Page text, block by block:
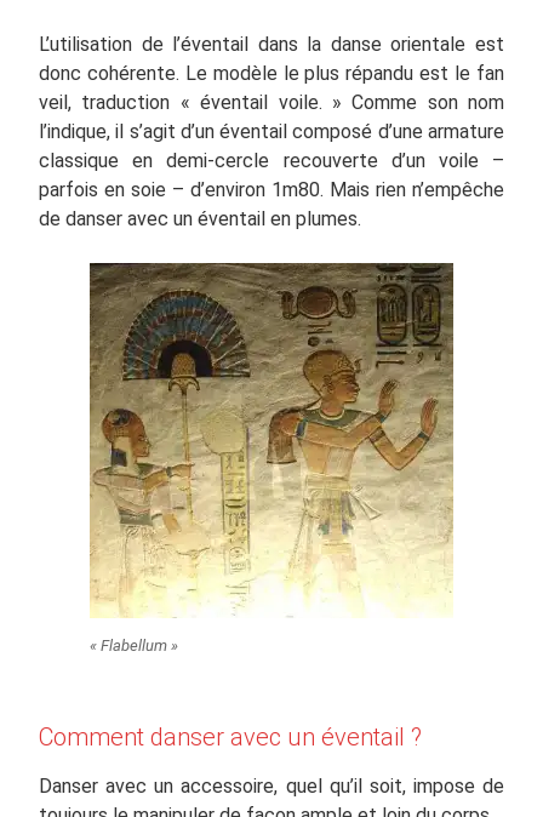
L’utilisation de l’éventail dans la danse orientale est
donc cohérente. Le modèle le plus répandu est le fan
veil, traduction « éventail voile. » Comme son nom
l’indique, il s’agit d’un éventail composé d’une armature
classique en demi-cercle recouverte d’un voile –
parfois en soie – d’environ 1m80. Mais rien n’empêche
de danser avec un éventail en plumes.
« Flabellum »
Comment danser avec un éventail ?
Danser avec un accessoire, quel qu’il soit, impose de